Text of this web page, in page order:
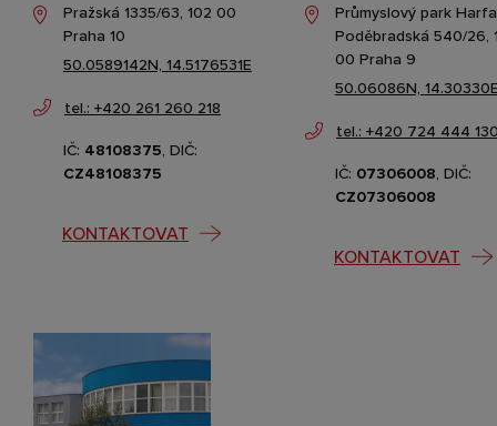
Pražská 1335/63, 102 00
Praha 10
50.0589142N, 14.5176531E
tel.: +420 261 260 218
IČ: 48108375, DIČ:
CZ48108375
KONTAKTOVAT
Průmyslový park
Poděbradská 540/26,
00 Praha 9
50.06086N,
tel.: +420 724 444
IČ: 07306008, DIČ:
CZ07306008
KONTAKTOVAT